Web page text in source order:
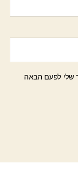
שלי לפעם הבאה